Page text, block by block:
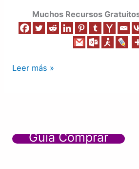
Muchos Recursos
Leer más »
Guía Comprar